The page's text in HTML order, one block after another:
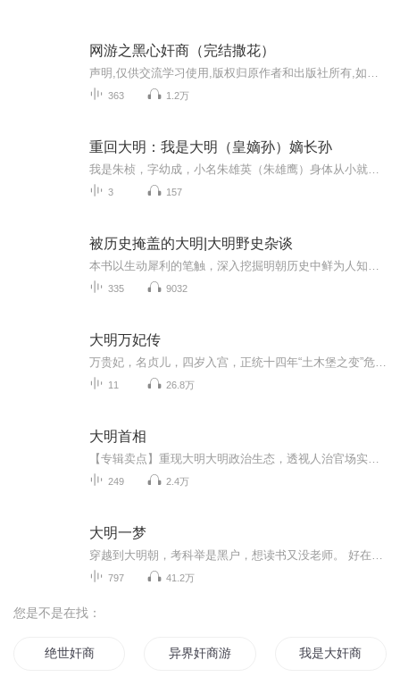
网游之黑心奸商（完结撒花）
363 1.2万
重回大明：我是大明（皇嫡孙）嫡长孙
3 157
被历史掩盖的大明|大明野史杂谈
335 9032
大明万妃传
11 26.8万
大明首相
249 2.4万
大明一梦
797 41.2万
您是不是在找：
绝世奸商 异界奸商游 我是大奸商